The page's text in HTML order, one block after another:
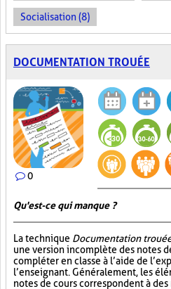
Socialisation (8)
DOCUMENTATION TROUÉE
0
Qu'est-ce qui manque ?
La technique Documentation
une version incomplète des notes
compléter en classe à l’aide de
l’enseignant. Généralement, les
notes de cours correspondent à